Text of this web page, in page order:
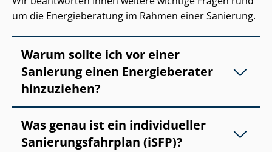
um die Energieberatung im Rahmen einer Sanierung.
Warum sollte ich vor einer
Sanierung einen Energieberater
hinzuziehen?
Was genau ist ein individueller
Sa­nie­rungs­fahr­plan (iSFP)?